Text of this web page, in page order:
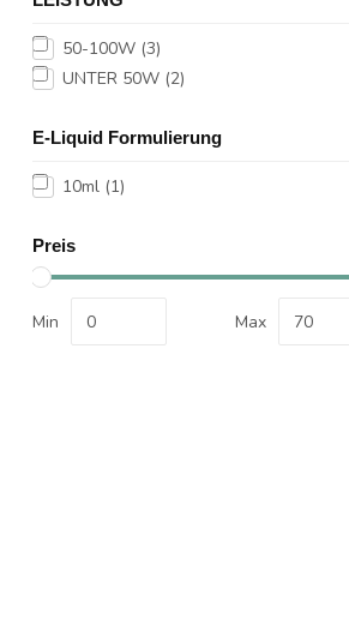
50-100W (3)
UNTER 50W (2)
E-Liquid Formulierung
10ml (1)
Preis
Min Max